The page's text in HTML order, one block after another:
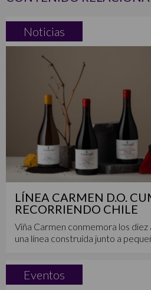
Noticias
LÍNEA CARMEN D.O.
RECORRIENDO CHILE
Viña Carmen conmemora los diez
una línea construida junto a
Eventos